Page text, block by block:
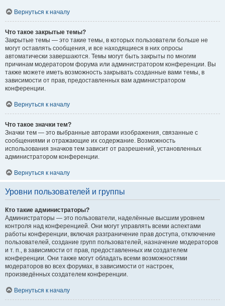
Вернуться к началу
Что такое закрытые темы?
Закрытые темы — это такие темы, в которых пользователи больше не
могут оставлять сообщения, и все находящиеся в них опросы
автоматически завершаются. Темы могут быть закрыты по многим
причинам модератором форума или администратором конференции. Вы
также можете иметь возможность закрывать созданные вами темы, в
зависимости от прав, предоставленных вам администратором
конференции.
Вернуться к началу
Что такое значки тем?
Значки тем — это выбранные авторами изображения, связанные с
сообщениями и отражающие их содержание. Возможность
использования значков тем зависит от разрешений, установленных
администратором конференции.
Вернуться к началу
Уровни пользователей и группы
Кто такие администраторы?
Администраторы — это пользователи, наделённые высшим уровнем
контроля над конференцией. Они могут управлять всеми аспектами
работы конференции, включая разграничение прав доступа, отключение
пользователей, создание групп пользователей, назначение модераторов
и т. п., в зависимости от прав, предоставленных им создателем
конференции. Они также могут обладать всеми возможностями
модераторов во всех форумах, в зависимости от настроек,
произведённых создателем конференции.
Вернуться к началу